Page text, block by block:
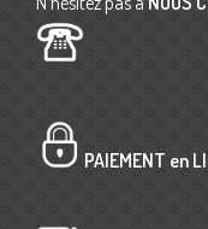
PAIEMENT en